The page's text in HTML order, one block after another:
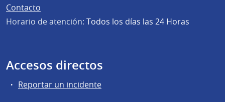
Contacto
Horario de atención: Todos los días las 24 Horas
Accesos directos
Reportar un incidente